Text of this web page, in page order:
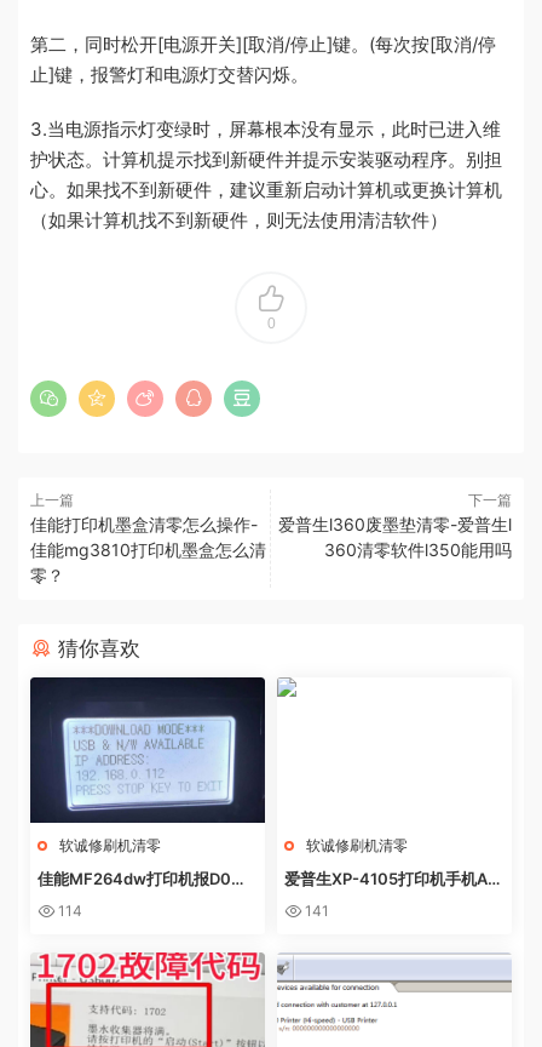
第二，同时松开[电源开关][取消/停止]键。(每次按[取消/停
止]键，报警灯和电源灯交替闪烁。
3.当电源指示灯变绿时，屏幕根本没有显示，此时已进入维
护状态。计算机提示找到新硬件并提示安装驱动程序。别担
心。如果找不到新硬件，建议重新启动计算机或更换计算机
（如果计算机找不到新硬件，则无法使用清洁软件）
0
上一篇
佳能打印机墨盒清零怎么操作-
佳能mg3810打印机墨盒怎么清
零？
下一篇
爱普生l360废墨垫清零-爱普生l
360清零软件l350能用吗
猜你喜欢
软诚修刷机清零
佳能MF264dw打印机报D0W
NL0AD MODE快速解决方法
114
软诚修刷机清零
爱普生XP-4105打印机手机AP
P上点了更新固件之后不识别墨
141